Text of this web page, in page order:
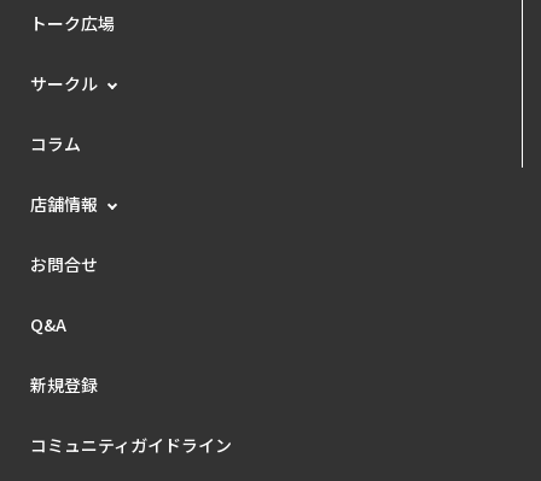
トーク広場
サークル
コラム
店舗情報
お問合せ
Q&A
新規登録
コミュニティガイドライン